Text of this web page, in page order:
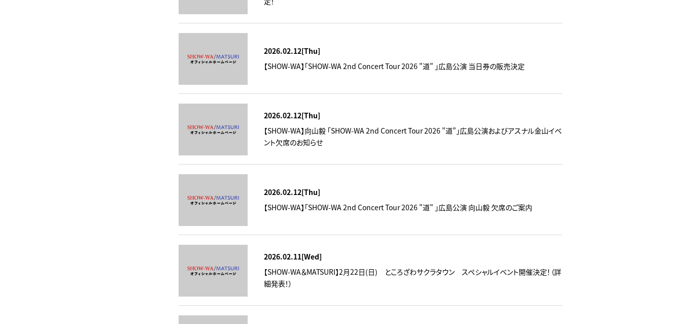
2026.02.12[Thu]
【SHOW-WA】「SHOW-WA 2nd Concert Tour 2026 "道" 」広島公演 当日券の販売決定
2026.02.12[Thu]
【SHOW-WA】向山毅 「SHOW-WA 2nd Concert Tour 2026 "道"」広島公演およびアスナル金山イベ
ント欠席のお知らせ
2026.02.12[Thu]
【SHOW-WA】「SHOW-WA 2nd Concert Tour 2026 "道" 」広島公演 向山毅 欠席のご案内
2026.02.11[Wed]
【SHOW-WA＆MATSURI】2月22日(日) ところざわサクラタウン スペシャルイベント開催決定！（詳
細発表！）